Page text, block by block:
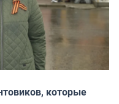
которые